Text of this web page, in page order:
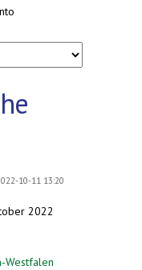
10-11 13:20
2022
Westfalen